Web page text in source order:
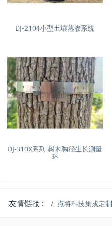
DJ-2104小型土壤蒸渗系统
DJ-310X系列 树木胸径生长测量
环
友情链接 : 点将科技集成定制